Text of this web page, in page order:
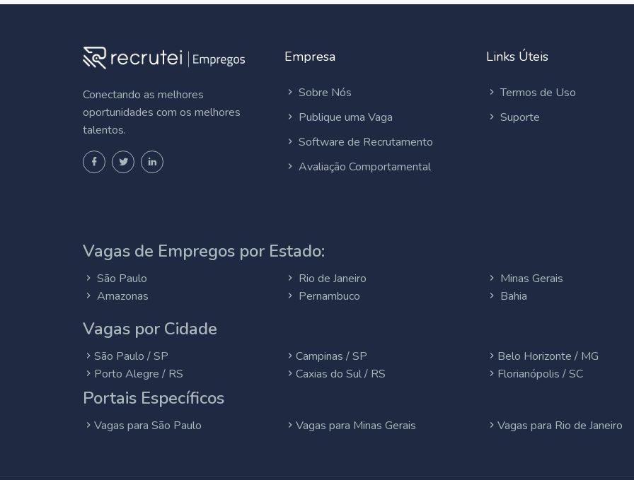
Conectando as melhores
oportunidades com os melhores
talentos.
Empresa
Sobre Nós
Publique uma Vaga
Software de Recrutamento
Avaliação Comportamental
Links Úteis
Termos de Uso
Suporte
Vagas de Empregos por Estado:
São Paulo Rio de Janeiro
Minas Gerais
Amazonas
Pernambuco Bahia
Vagas por Cidade
São Paulo / SP Campinas / SP
Belo Horizonte / MG
Porto Alegre / RS
Caxias do Sul / RS Florianópolis / SC
Portais Específicos
Vagas para São Paulo Vagas para Minas Gerais Vagas para Rio de Janeiro